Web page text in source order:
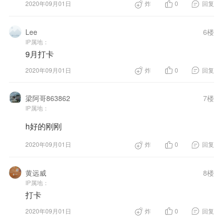
2020年09月01日 炸 0 回复
6楼
Lee
IP属地：
9月打卡
2020年09月01日 炸 0 回复
7楼
梁阿哥863862
IP属地：
h好的刚刚
2020年09月01日 炸 0 回复
8楼
黄远威
IP属地：
打卡
2020年09月01日 炸 0 回复